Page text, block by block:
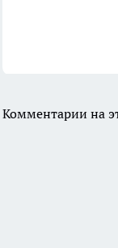
Комментарии на